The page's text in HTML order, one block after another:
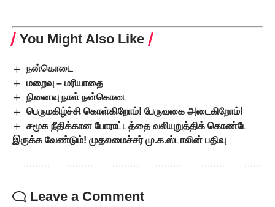
You Might Also Like
நன்கொடை
மறைவு – மரியாதை
நினைவு நாள் நன்கொடை
பெருமகிழ்ச்சி கொள்கிறோம்! பேருவகை அடைகிறோம்!
சமூக நீதிக்கான போராட்டத்தை வலியுறுத்திக் கொண்டே
இருக்க வேண்டும்! முதலமைச்சர் மு.க.ஸ்டாலின் பதிவு
Leave a Comment